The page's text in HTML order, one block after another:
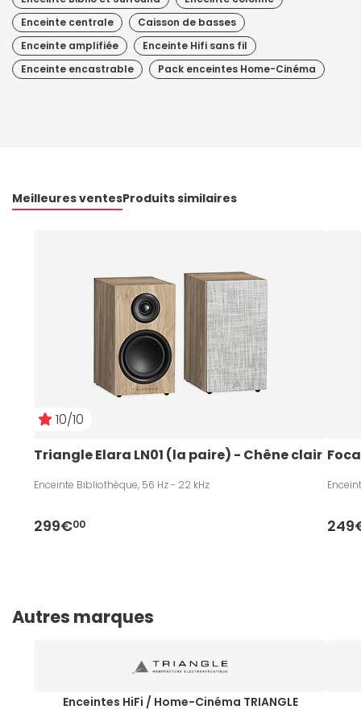
Enceinte centrale
Caisson de basses
Enceinte amplifiée
Enceinte Hifi sans fil
Enceinte encastrable
Pack enceintes Home-Cinéma
Meilleures ventesProduits similaires
10/10
Triangle Elara LN01 (la paire) - Chêne clair
Enceinte Bibliothèque, 56 Hz - 22 kHz
299€00
Autres marques
Enceintes HiFi / Home-Cinéma TRIANGLE